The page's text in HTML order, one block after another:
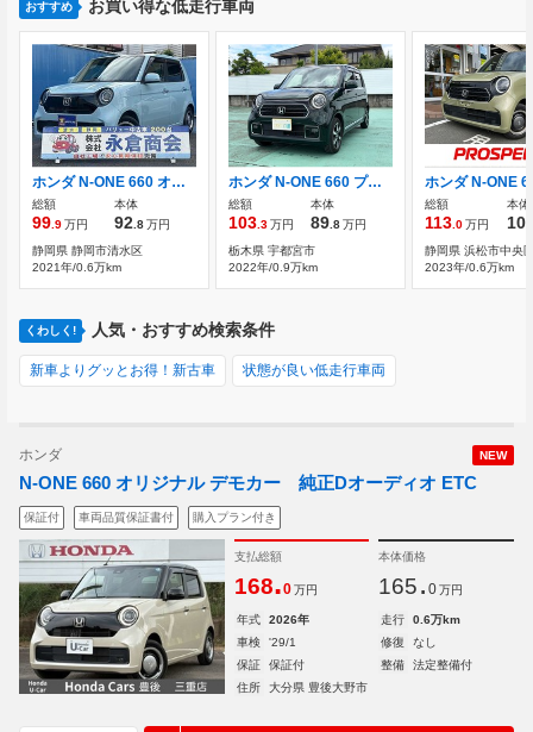
おすすめ お買い得な低走行車両
ホンダ N-ONE 660 オリジナル ナビバックカメラフルセグBluetooth
総額
99.9万円
本体
92.8万円
静岡県 静岡市清水区
2021年/0.6万km
ホンダ N-ONE 660 プレミアム
総額
103.3万円
本体
89.8万円
栃木県 宇都宮市
2022年/0.9万km
総額
113.0万円
本体
静岡県 浜松市中央
2023年/0.6万km
くわしく! 人気・おすすめ検索条件
新車よりグッとお得！新古車 状態が良い低走行車両
NEW
ホンダ
N-ONE 660 オリジナル デモカー 純正Dオーディオ ETC
保証付 車両品質保証書付 購入プラン付き
支払総額
168.0 万円
本体価格
165. 0 万円
年式 2026年 走行
0.6万km
車検
'29/1 修復
なし
保証
保証付 整備
法定整備付
住所
大分県 豊後大野市